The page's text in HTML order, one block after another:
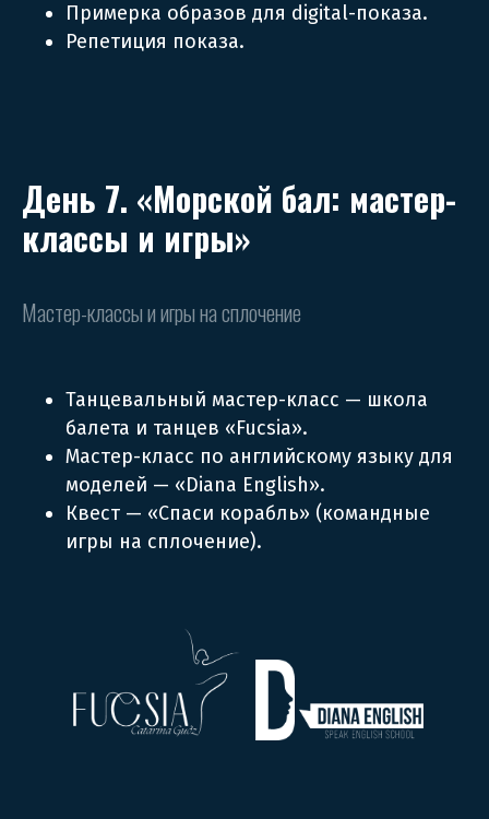
Примерка образов для digital-показа.
Репетиция показа.
День 7. «Морской бал: мастер-
классы и игры»
Мастер-классы и игры на сплочение
Танцевальный мастер-класс — школа
балета и танцев «Fucsia».
Мастер-класс по английскому языку для
моделей — «Diana English».
Квест — «Спаси корабль» (командные
игры на сплочение).